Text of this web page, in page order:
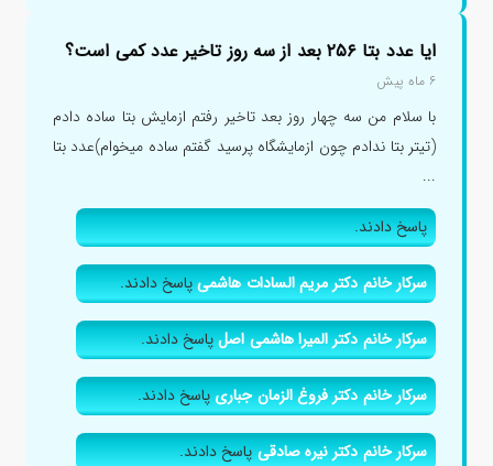
ایا عدد بتا ۲۵۶ بعد از سه روز تاخیر عدد کمی است؟
۶ ماه پیش
با سلام من سه چهار روز بعد تاخیر رفتم ازمایش بتا ساده دادم
(تیتر بتا ندادم چون ازمایشگاه پرسید گفتم ساده میخوام)عدد بتا
...
پاسخ دادند.
سرکار خانم دکتر مریم السادات هاشمیپاسخ دادند.
سرکار خانم دکتر المیرا هاشمی اصلپاسخ دادند.
سرکار خانم دکتر فروغ الزمان جباریپاسخ دادند.
سرکار خانم دکتر نیره صادقیپاسخ دادند.